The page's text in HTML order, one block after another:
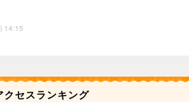
14:15
クセスランキング